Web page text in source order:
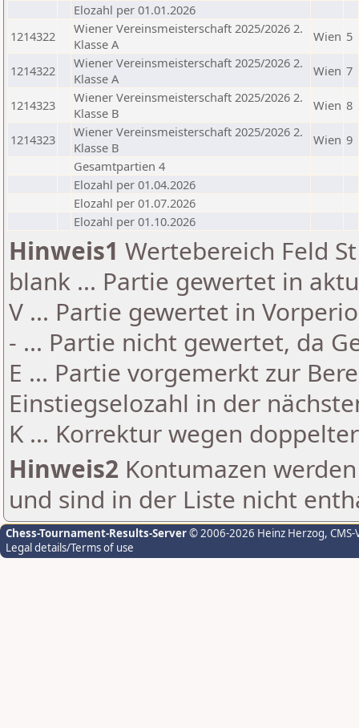
Elozahl per 01.01.2026
1214322
Wiener Vereinsmeisterschaft 2025/2026 2.
Klasse A
Wien 5
1214322
Wiener Vereinsmeisterschaft 2025/2026 2.
Klasse A
Wien 7
1214323
Wiener Vereinsmeisterschaft 2025/2026 2.
Klasse B
Wien 8
1214323
Wiener Vereinsmeisterschaft 2025/2026 2.
Klasse B
Wien 9
Gesamtpartien 4
Elozahl per 01.04.2026
Elozahl per 01.07.2026
Elozahl per 01.10.2026
Hinweis1 Wertebereich Feld
blank ... Partie gewertet in
V ... Partie gewertet in
- ... Partie nicht gewertet, da
E ... Partie vorgemerkt zur
Einstiegselozahl in der
K ... Korrektur wegen
Hinweis2 Kontumazen
und sind in der Liste nicht
Chess-Tournament-Results-Server© 2006-2026 Heinz Herzog,
Legal details/Terms of use